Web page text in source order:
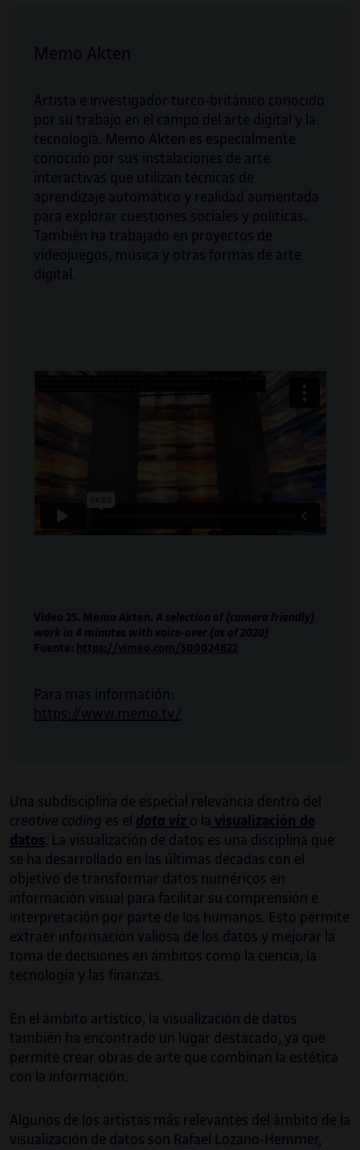
Memo Akten
Artista e investigador turco-británico conocido
por su trabajo en el campo del arte digital y la
tecnología. Memo Akten es especialmente
conocido por sus instalaciones de arte
interactivas que utilizan técnicas de
aprendizaje automático y realidad aumentada
para explorar cuestiones sociales y políticas.
También ha trabajado en proyectos de
videojuegos, música y otras formas de arte
digital.
Video 25. Memo Akten. A selection of (camera friendly)
work in 4 minutes with voice-over (as of 2020)
Fuente: https://vimeo.com/500024622
Para mas información:
https://www.memo.tv/
Una subdisciplina de especial relevancia dentro del
creative coding es el data viz o la visualización de
datos. La visualización de datos es una disciplina que
se ha desarrollado en las últimas décadas con el
objetivo de transformar datos numéricos en
información visual para facilitar su comprensión e
interpretación por parte de los humanos. Esto permite
extraer información valiosa de los datos y mejorar la
toma de decisiones en ámbitos como la ciencia, la
tecnología y las finanzas.
En el ámbito artístico, la visualización de datos
también ha encontrado un lugar destacado, ya que
permite crear obras de arte que combinan la estética
con la información.
Algunos de los artistas más relevantes del ámbito de la
visualización de datos son Rafael Lozano-Hemmer,